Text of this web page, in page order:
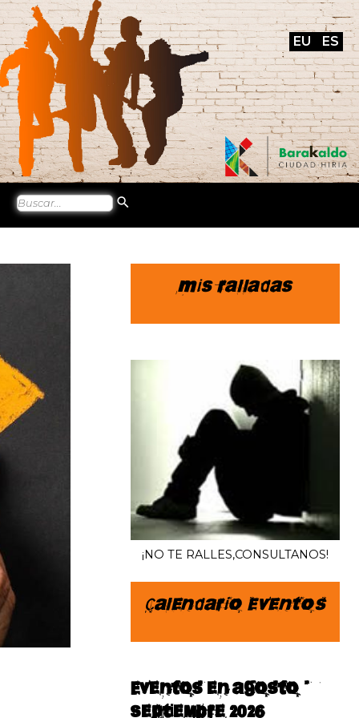
EU ES
Mis ralladas
¡NO TE RALLES,CONSULTANOS!
Calendario Eventos
Eventos en agosto–
septiembre 2026